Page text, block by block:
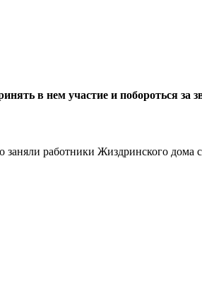
в нем участие и побороться
заняли работники Жиздринского